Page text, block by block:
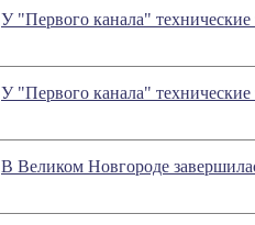
У "Первого канала" технические
У "Первого канала" технические
В Великом Новгороде